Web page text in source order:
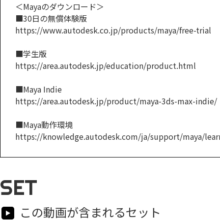
＜Mayaのダウンロード＞
■30日の無償体験版
https://www.autodesk.co.jp/products/maya/free-trial
■学生版
https://area.autodesk.jp/education/product.html
■Maya Indie
https://area.autodesk.jp/product/maya-3ds-max-indie/
■Maya動作環境
https://knowledge.autodesk.com/ja/support/maya/
SET
この動画が含まれるセット